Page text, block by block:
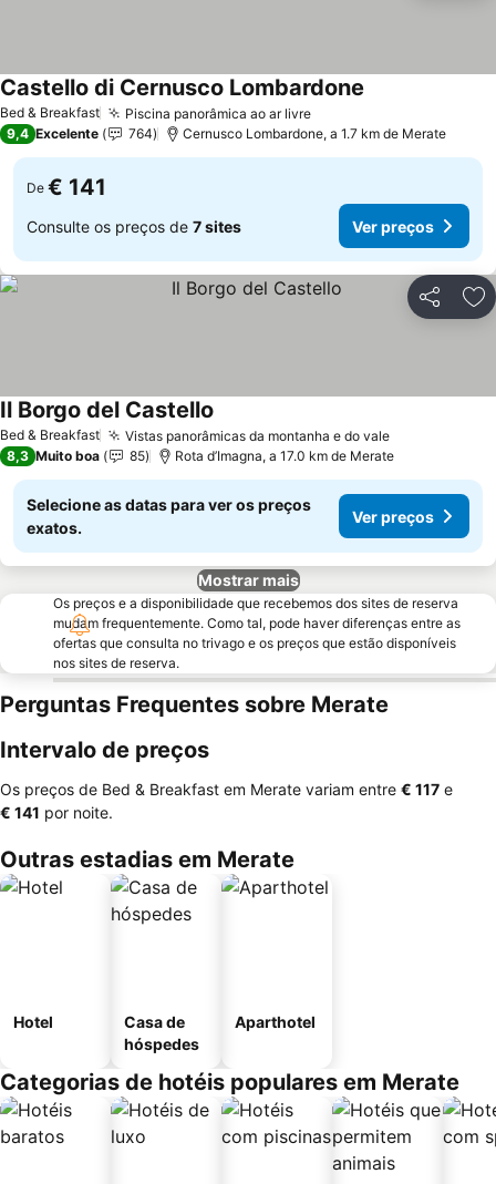
Bed & Breakfast Piscina panorâmica ao ar livreVer preços
Castello di Cernusco Lombardone
9,4 Excelente 764 Cernusco Lombardone, a 1.7 km de Merate
De € 141
Consulte os preços de 7 sites Ver preços
Partilhar
Bed & Breakfast Vistas panorâmicas da montanha e do valeVer preços
Il Borgo del Castello
8,3 Muito boa 85 Rota d’Imagna, a 17.0 km de Merate
Selecione as datas para ver os preços
exatos.
Ver preços
Mostrar mais
Os preços e a disponibilidade que recebemos dos sites de reserva
mudam frequentemente. Como tal, pode haver diferenças entre as
ofertas que consulta no trivago e os preços que estão disponíveis
nos sites de reserva.
Perguntas Frequentes sobre Merate
Intervalo de preços
Os preços de Bed & Breakfast em Merate variam entre ‎€ 117 e
‎€ 141 por noite.
Outras estadias em Merate
Hotel
Casa de
hóspedes
Aparthotel
Categorias de hotéis populares em Merate